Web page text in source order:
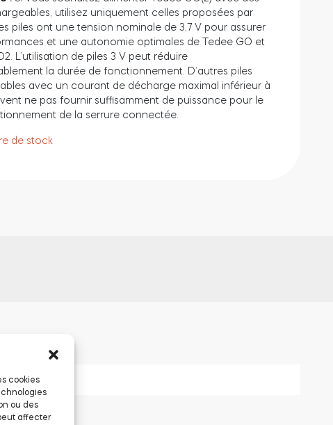
cookies
ou des
affecter
utilisez uniquement celles proposées par
piles ont une tension nominale de 3,7 V pour assurer
et une autonomie optimales de Tedee GO et
L’utilisation de piles 3 V peut réduire
la durée de fonctionnement. D’autres piles
avec un courant de décharge maximal inférieur à
ne pas fournir suffisamment de puissance pour le
de la serrure connectée.
de stock